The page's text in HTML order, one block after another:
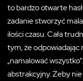
to bardzo otwarte
zadanie stworzyć
ilości czasu. Cała
tym, że odpowiadając
„namalować
abstrakcyjny. Żeby